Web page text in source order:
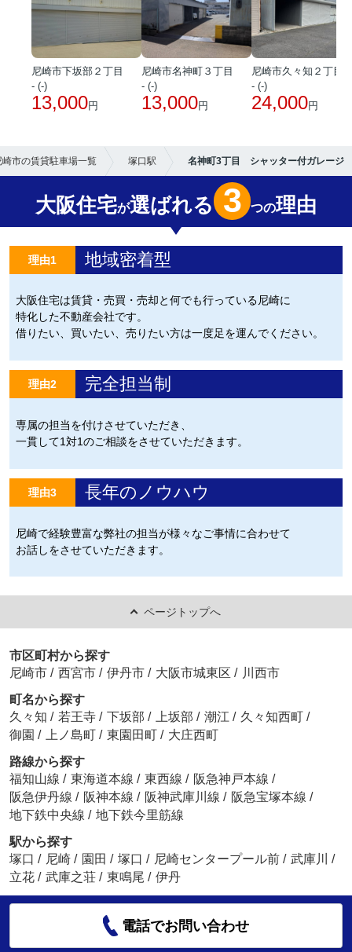
尼崎市下坂部２丁目
- (-)
13,000円
尼崎市名神町３丁目
- (-)
13,000円
尼崎市久々知２丁目
- (-)
24,000円
崎市の賃貸駐車場一覧 塚口駅 名神町3丁目 シャッター付ガレージ
大阪住宅が選ばれる 3 つの理由
理由1 地域密着型
大阪住宅は賃貸・売買・売却と何でも行っている尼崎に
特化した不動産会社です。
借りたい、買いたい、売りたい方は一度足を運んでください。
理由2 完全担当制
専属の担当を付けさせていただき、
一貫して1対1のご相談をさせていただきます。
理由3 長年のノウハウ
尼崎で経験豊富な弊社の担当が様々なご事情に合わせて
お話しをさせていただきます。
ページトップへ
市区町村から探す
尼崎市 / 西宮市 / 伊丹市 / 大阪市城東区 / 川西市
町名から探す
久々知 / 若王寺 / 下坂部 / 上坂部 / 潮江 / 久々知西町 /
御園 / 上ノ島町 / 東園田町 / 大庄西町
路線から探す
福知山線 / 東海道本線 / 東西線 / 阪急神戸本線 /
阪急伊丹線 / 阪神本線 / 阪神武庫川線 / 阪急宝塚本線 /
地下鉄中央線 / 地下鉄今里筋線
駅から探す
塚口 / 尼崎 / 園田 / 塚口 / 尼崎センタープール前 / 武庫川
/
立花 / 武庫之荘 / 東鳴尾 / 伊丹
電話でお問い合わせ